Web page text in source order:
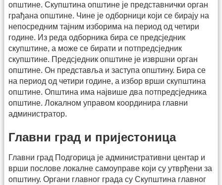
општине. Скупштина општине је представнички орган
грађана општине. Чине је одборници који се бирају на
непосредним тајним изборима на период од четири
године. Из реда одборника бира се предсједник
скупштине, а може се бирати и потпредсједник
скупштине. Предсједник општине је извршни орган
општине. Он представља и заступа општину. Бира се
на период од четири године, а избор врши скупштина
општине. Општина има највише два потпредсједника
општине. Локалном управом координира главни
администратор.
Главни град и пријестоница
Главни град Подгорица је административни центар и
врши послове локалне самоуправе који су утврђени за
општину. Органи главног града су Скупштина главног